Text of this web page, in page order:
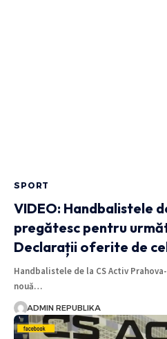
SPORT
VIDEO: Handbalistele
pregătesc pentru
Declarații oferite de
Handbalistele de la CS Activ
nouă…
ADMIN REPUBLIKA